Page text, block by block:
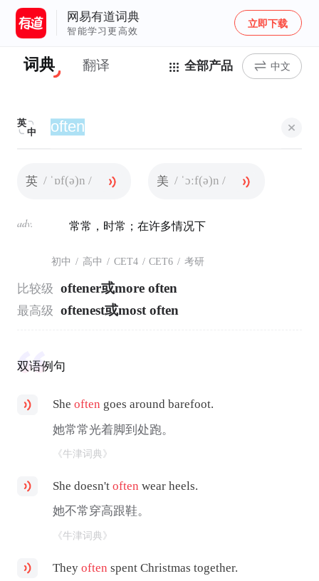
网易有道词典
智能学习更高效
立即下载
词典 翻译 全部产品 中文
英
中
英 / ˈɒf(ə)n / 美 / ˈɔːf(ə)n /
adv. 常常，时常；在许多情况下
初中 / 高中 / CET4 / CET6 / 考研
比较级 oftener或more often
最高级 oftenest或most often
双语例句
Sheoften goes around barefoot.
她常常光着脚到处跑。
《牛津词典》
She doesn'toften wear heels.
她不常穿高跟鞋。
《牛津词典》
Theyoften spent Christmas together.